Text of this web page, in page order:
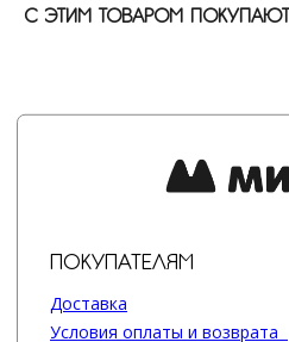
С ЭТИМ ТОВАРОМ ПОКУПАЮТ
+7 964 420-94-43
Telegram